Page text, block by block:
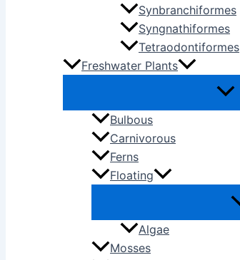
Synbranchiformes
Syngnathiformes
Tetraodontiformes
Freshwater Plants
Bulbous
Carnivorous
Ferns
Floating
Algae
Mosses